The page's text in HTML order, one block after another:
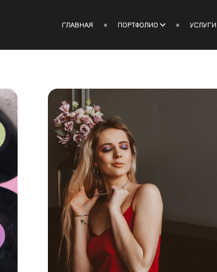
ГЛАВНАЯ ПОРТФОЛИО УСЛУГИ